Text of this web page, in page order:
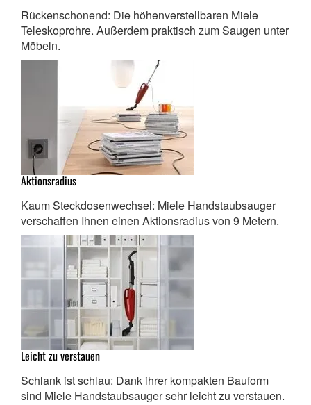
Rückenschonend: Die höhenverstellbaren Miele
Teleskoprohre. Außerdem praktisch zum Saugen unter
Möbeln.
Aktionsradius
Kaum Steckdosenwechsel: Miele Handstaubsauger
verschaffen Ihnen einen Aktionsradius von 9 Metern.
Leicht zu verstauen
Schlank ist schlau: Dank ihrer kompakten Bauform
sind Miele Handstaubsauger sehr leicht zu verstauen.